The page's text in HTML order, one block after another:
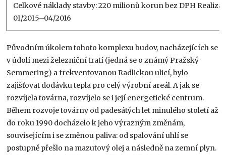
Celkové náklady stavby: 220 milionů korun bez DPH
01/2015–04/2016
Původním úkolem tohoto komplexu budov, nacházejících se
v údolí mezi železniční tratí (jedná se o známý Pražský
Semmering) a frekventovanou Radlickou ulicí, bylo
zajišťovat dodávku tepla pro celý výrobní areál. A jak se
rozvíjela továrna, rozvíjelo se i její energetické centrum.
Během rozvoje továrny od padesátých let minulého století až
do roku 1990 docházelo k jeho výrazným změnám,
souvisejícím i se změnou paliva: od spalování uhlí se
postupně přešlo na mazutový olej a následně na zemní plyn.